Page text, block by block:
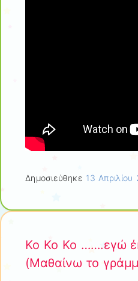
Δημοσιεύθηκε 13 Απριλίου
Κο Κο Κο …….εγώ
(Μαθαίνω το